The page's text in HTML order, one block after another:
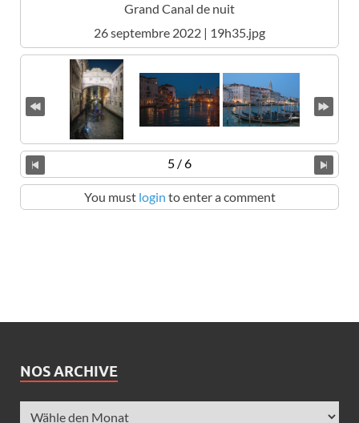
Grand Canal de nuit
26 septembre 2022 | 19h35.jpg
5 / 6
You must login to enter a comment
NOS ARCHIVE